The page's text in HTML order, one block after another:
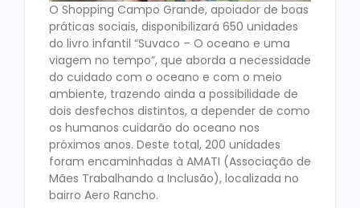
O Shopping Campo Grande, apoiador de boas
práticas sociais, disponibilizará 650 unidades
do livro infantil “Suvaco – O oceano e uma
viagem no tempo”, que aborda a necessidade
do cuidado com o oceano e com o meio
ambiente, trazendo ainda a possibilidade de
dois desfechos distintos, a depender de como
os humanos cuidarão do oceano nos
próximos anos. Deste total, 200 unidades
foram encaminhadas à AMATI (Associação de
Mães Trabalhando a Inclusão), localizada no
bairro Aero Rancho.